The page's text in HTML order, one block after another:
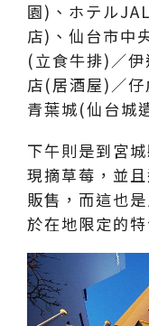
下午則是到宮
現摘草莓，並
販售，而這也
於在地限定的特